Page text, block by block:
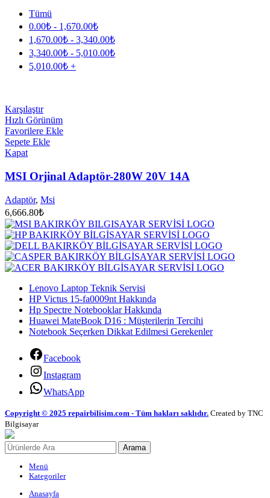
Tümü
0.00₺ - 1,670.00₺
1,670.00₺ - 3,340.00₺
3,340.00₺ - 5,010.00₺
5,010.00₺ +
Karşılaştır
Hızlı Görünüm
Favorilere Ekle
Sepete Ekle
Kapat
MSI Orjinal Adaptör-280W 20V 14A
Adaptör, Msi
6,666.80₺
Lenovo Laptop Teknik Servisi
HP Victus 15-fa0009nt Hakkında
Hp Spectre Notebooklar Hakkında
Huawei MateBook D16 : Müşterilerin Tercihi
Notebook Seçerken Dikkat Edilmesi Gerekenler
Facebook
Instagram
WhatsApp
Copyright © 2025 repairbilisim.com - Tüm hakları saklıdır. Created by TNC
Bilgisayar
Arama
Menü
Kategoriler
Anasayfa